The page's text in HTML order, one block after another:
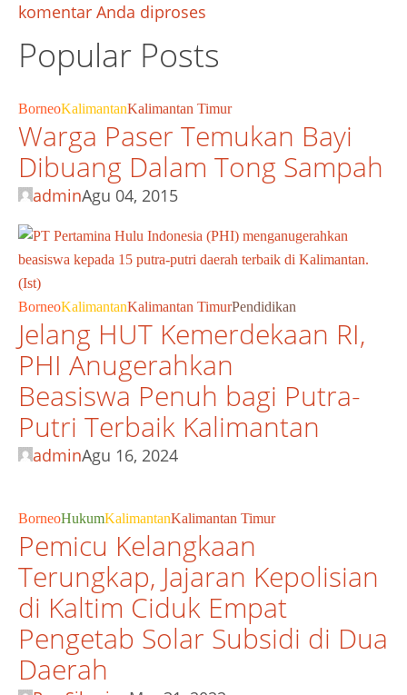
komentar Anda diproses
Popular Posts
BorneoKalimantanKalimantan Timur
Warga Paser Temukan Bayi
Dibuang Dalam Tong Sampah
adminAgu 04, 2015
BorneoKalimantanKalimantan TimurPendidikan
Jelang HUT Kemerdekaan RI,
PHI Anugerahkan
Beasiswa Penuh bagi Putra-
Putri Terbaik Kalimantan
adminAgu 16, 2024
BorneoHukumKalimantanKalimantan Timur
Pemicu Kelangkaan
Terungkap, Jajaran Kepolisian
di Kaltim Ciduk Empat
Pengetab Solar Subsidi di Dua
Daerah